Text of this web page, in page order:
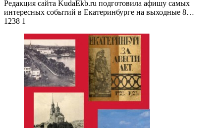
Редакция сайта KudaEkb.ru подготовила афишу самых
интересных событий в Екатеринбурге на выходные 8…
1238 1